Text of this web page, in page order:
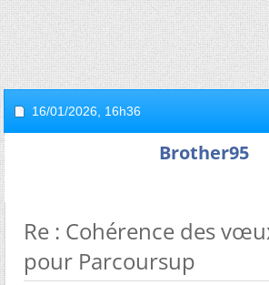
16/01/2026, 16h36
Brother95
Re : Cohérence des
pour Parcoursup